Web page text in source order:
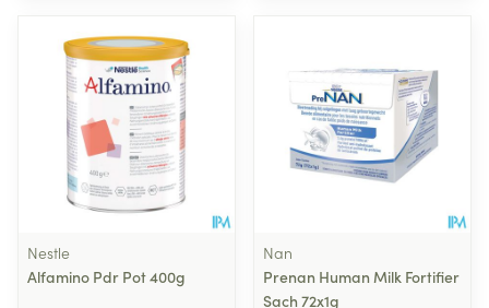
Nestle
Alfamino Pdr Pot 400g
Nan
Prenan Human Milk Fortifier
Sach 72x1g